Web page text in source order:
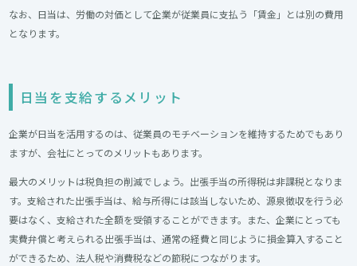
なお、日当は、労働の対価として企業が従業員に支払う「賃金」とは別の費用
となります。
日当を支給するメリット
企業が日当を活用するのは、従業員のモチベーションを維持するためでもあり
ますが、会社にとってのメリットもあります。
最大のメリットは税負担の削減でしょう。出張手当の所得税は非課税となりま
す。支給された出張手当は、給与所得には該当しないため、源泉徴収を行う必
要はなく、支給された全額を受領することができます。また、企業にとっても
実費弁償と考えられる出張手当は、通常の経費と同じように損金算入すること
ができるため、法人税や消費税などの節税につながります。